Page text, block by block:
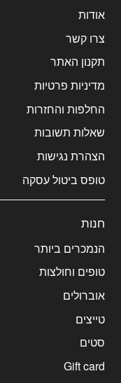
אודות
צרו קשר
תקנון האתר
מדיניות פרטיות
החלפות והחזרות
שאלות תשובות
הצהרת נגישות
טופס ביטול עסקה
חנות
הנמכרים ביותר
טופים וחולצות
אוברולים
טייצים
סטים
Gift card